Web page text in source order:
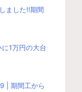
ました!!期間
1万円の大台
| 期間工から